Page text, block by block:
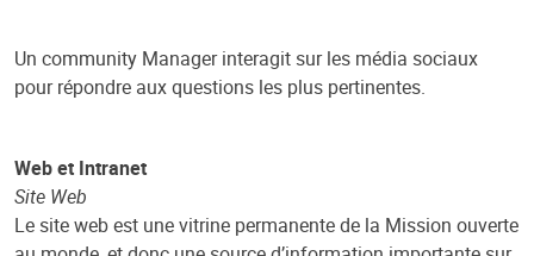
Un community Manager interagit sur les média sociaux
pour répondre aux questions les plus pertinentes.
Web et Intranet
Site Web
Le site web est une vitrine permanente de la Mission ouverte